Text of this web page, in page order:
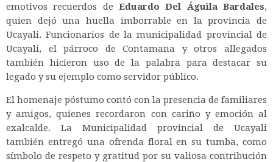
emotivos recuerdos de Eduardo Del Águila Bardales,
quien dejó una huella imborrable en la provincia de
Ucayali. Funcionarios de la municipalidad provincial de
Ucayali, el párroco de Contamana y otros allegados
también hicieron uso de la palabra para destacar su
legado y su ejemplo como servidor público.
El homenaje póstumo contó con la presencia de familiares
y amigos, quienes recordaron con cariño y emoción al
exalcalde. La Municipalidad provincial de Ucayali
también entregó una ofrenda floral en su tumba, como
símbolo de respeto y gratitud por su valiosa contribución